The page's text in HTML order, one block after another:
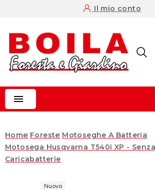
Il mio conto

Home Foreste Motoseghe A Batteria
Motosega Husqvarna T540i XP -
Caricabatterie
Nuovo